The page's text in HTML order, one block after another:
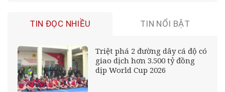
TIN ĐỌC NHIỀU TIN NỔI BẬT
Triệt phá 2 đường dây cá độ có
giao dịch hơn 3.500 tỷ đồng
dịp World Cup 2026